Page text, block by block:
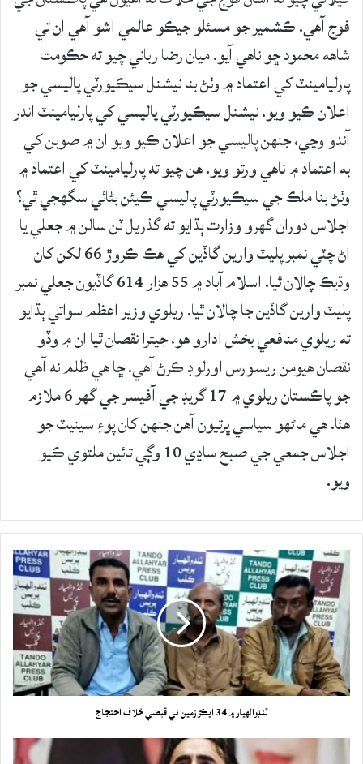
فوج آهي. ڪشمير جو مسئلو جيڪو عالمي اشو آهي ان تي
شاهه محمود ڇو ناهي آيو. ميان رضا رباني چيو ته حڪومت
پارليامينٽ کي اعتماد ۾ وٺڻ بنا نيشنل سيڪيورٽي پاليسي جو
اعلان ڪيو ويو. نيشنل سيڪيورٽي پاليسي کي پارليامينٽ اندر
آندو وڃي، جنهن پاليسي جو اعلان ڪيو ويو ان ۾ صوبن کي
به اعتماد ۾ ناهي ورتو ويو. هن چيو ته پارليامينٽ کي اعتماد ۾
وٺڻ بنا ملڪ جي سيڪيورٽي پاليسي ڪيئن بڻائي سگهجي ٿي؟
اجلاس دوران گهرو وزارت ٻڌايو ته گذريل ٽن سالن ۾ جعلي يا
اڻ چٽي نمبر پليٽ وارين گاڏين کي هڪ ڪروڙ 66 لکن کان
وڌيڪ چالان ٿيا. اسلام آباد ۾ 55 هزار 614 گاڏيون جعلي نمبر
پليٽ وارين گاڏين جا چالان ٿيا. ريلوي وزير اعظم سواتي ٻڌايو
ته ريلوي منافعي بخش ادارو هو، جيترا نقصان ٿيا ان ۾ وڏو
نقصان هيومن ريسورس اورلوڊ ڪرڻ آهي. ڇا هي ظلم نه آهي
جو پاڪستان ريلوي ۾ 17 گريڊ جي آفيسر جي گهر 6 ملازم
هئا. هي ماڻهو سياسي ڀرتيون آهن جنهن کان پوءِ سينيٽ جو
اجلاس جمعي جي صبح ساڍي 10 وڳي تائين ملتوي ڪيو
ويو.
ٽنڊوالهيار ۾ 34 ايڪڙ زمين تي قبضي خلاف احتجاج